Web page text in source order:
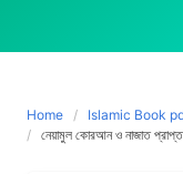
Home
Islamic Book
নেয়ামুল কোরআন ও নাজাত